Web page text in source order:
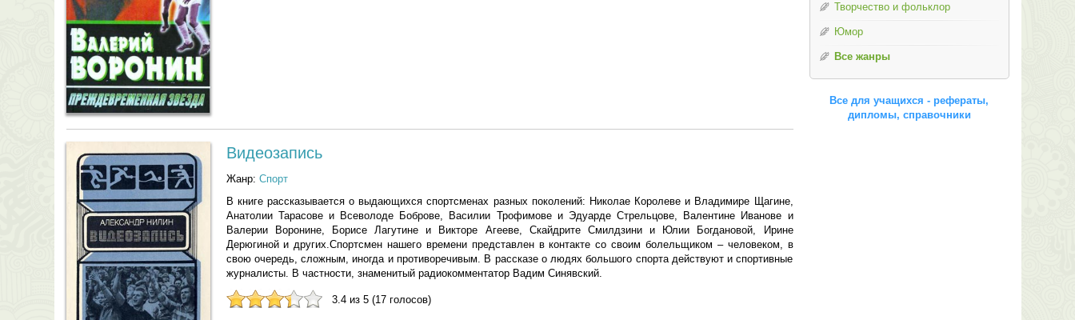
Видеозапись
Жанр: Спорт
В книге рассказывается о выдающихся спортсменах разных поколений: Николае Королеве и Владимире Щагине,
Анатолии Тарасове и Всеволоде Боброве, Василии Трофимове и Эдуарде Стрельцове, Валентине Иванове и
Валерии Воронине, Борисе Лагутине и Викторе Агееве, Скайдрите Смилдзини и Юлии Богдановой, Ирине
Дерюгиной и других.Спортсмен нашего времени представлен в контакте со своим болельщиком – человеком, в
свою очередь, сложным, иногда и противоречивым. В рассказе о людях большого спорта действуют и спортивные
журналисты. В частности, знаменитый радиокомментатор Вадим Синявский.
3.4 из 5 (17 голосов)
Творчество и фольклор
Юмор
Все жанры
Все для учащихся - рефераты,
дипломы, справочники